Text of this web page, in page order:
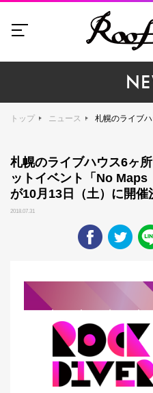
トップ ニュース 札幌のライブハウス6ヶ所で同時開催さ
札幌のライブハウス6ヶ
ットイベント「No Maps
が10月13日（土）に開催
2018.07.31